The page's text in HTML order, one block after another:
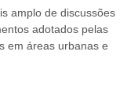
amplo de discussões
adotados pelas
em áreas urbanas e